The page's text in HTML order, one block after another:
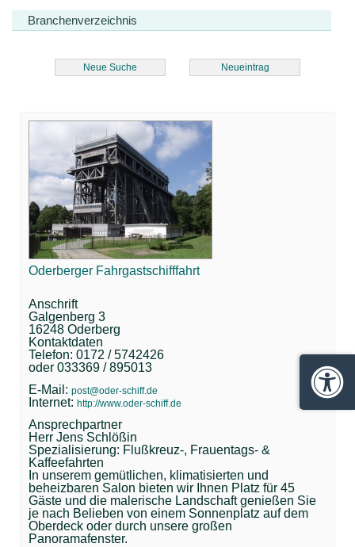
Branchenverzeichnis
Neue Suche Neueintrag
Oderberger Fahrgastschifffahrt
Anschrift
Galgenberg 3
16248 Oderberg
Kontaktdaten
Telefon: 0172 / 5742426
oder 033369 / 895013
E-Mail: post@oder-schiff.de
Internet: http://www.oder-schiff.de
Ansprechpartner
Herr Jens Schlößin
Spezialisierung: Flußkreuz-, Frauentags- &
Kaffeefahrten
In unserem gemütlichen, klimatisierten und
beheizbaren Salon bieten wir Ihnen Platz für 45
Gäste und die malerische Landschaft genießen Sie
je nach Belieben von einem Sonnenplatz auf dem
Oberdeck oder durch unsere großen
Panoramafenster.